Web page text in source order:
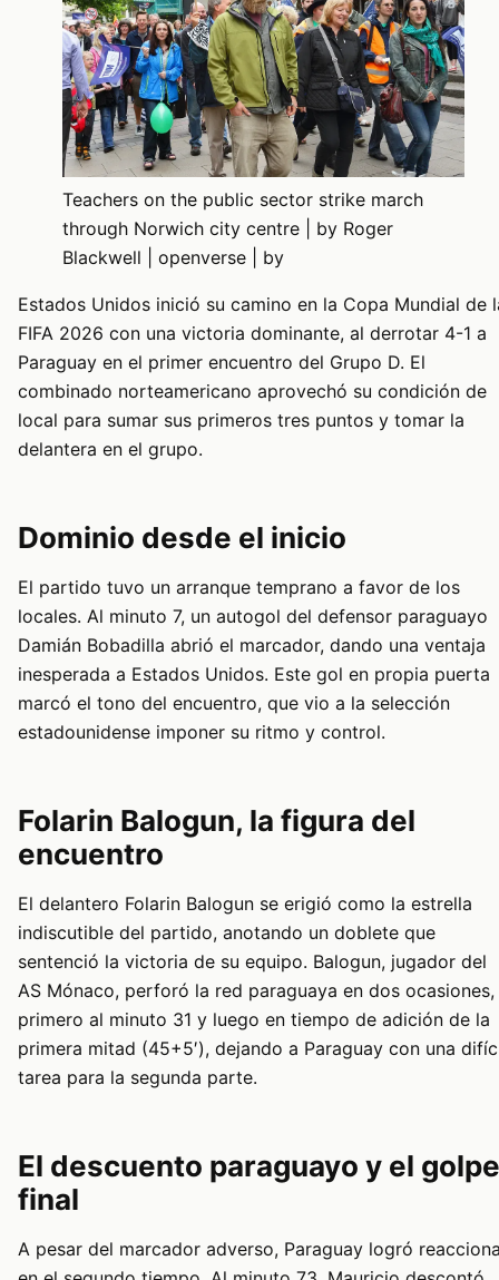
Teachers on the public sector strike march
through Norwich city centre | by Roger
Blackwell | openverse | by
Estados Unidos inició su camino en la Copa Mundial de
FIFA 2026 con una victoria dominante, al derrotar 4-1 a
Paraguay en el primer encuentro del Grupo D. El
combinado norteamericano aprovechó su condición de
local para sumar sus primeros tres puntos y tomar la
delantera en el grupo.
Dominio desde el inicio
El partido tuvo un arranque temprano a favor de los
locales. Al minuto 7, un autogol del defensor paraguayo
Damián Bobadilla abrió el marcador, dando una ventaja
inesperada a Estados Unidos. Este gol en propia puerta
marcó el tono del encuentro, que vio a la selección
estadounidense imponer su ritmo y control.
Folarin Balogun, la figura del
encuentro
El delantero Folarin Balogun se erigió como la estrella
indiscutible del partido, anotando un doblete que
sentenció la victoria de su equipo. Balogun, jugador del
AS Mónaco, perforó la red paraguaya en dos ocasiones,
primero al minuto 31 y luego en tiempo de adición de la
primera mitad (45+5′), dejando a Paraguay con una
tarea para la segunda parte.
El descuento paraguayo y el golpe
final
A pesar del marcador adverso, Paraguay logró